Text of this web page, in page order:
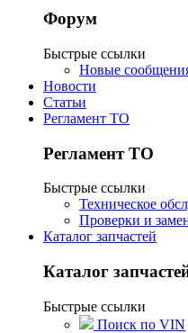
Форум
Быстрые ссылки
Новые
Новости
Статьи
Регламент ТО
Регламент ТО
Быстрые ссылки
Техническое
Проверки и
Каталог запчастей
Каталог
Быстрые ссылки
Поиск по VIN